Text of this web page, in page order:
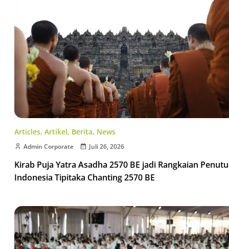
Articles, Artikel, Berita, News
Admin Corporate Juli 26, 2026
Kirab Puja Yatra Asadha 2570 BE jadi Rangkaian
Indonesia Tipitaka Chanting 2570 BE